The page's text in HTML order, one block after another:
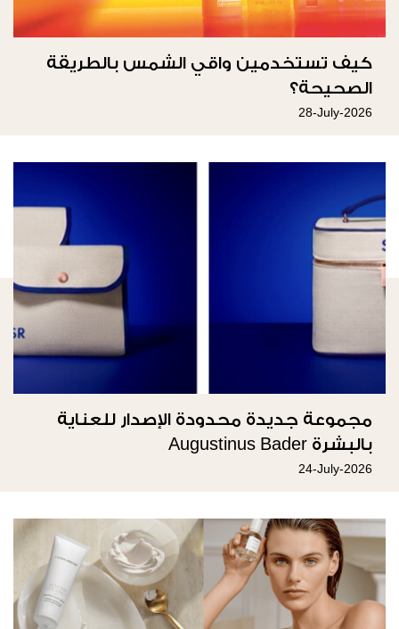
كيف تستخدمين واقي الشمس بالطريقة
الصحيحة؟
28-July-2026
ﻣﺠﻤﻮﻋﺔ جديدة ﻣﺤﺪودة اﻹﺻﺪار للعناية
بالبشرة Augustinus Bader
24-July-2026